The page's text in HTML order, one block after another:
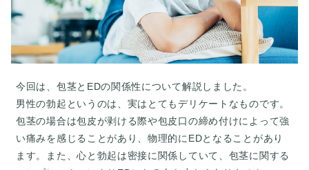
今回は、包茎とEDの関係性について解説しました。
男性の勃起というのは、実はとてもデリケートなものです。
包茎の場合は包皮が剥ける際や包皮口の締め付けによって強
い痛みを感じることがあり、物理的にEDとなることがあり
ます。また、心と勃起は密接に関係していて、包茎に関する